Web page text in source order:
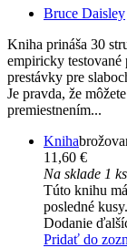
Bruce Daisley
Kniha prináša 30
empiricky testované
prestávky pre
Je pravda, že
premiestnením...
Kniha
11,60 €
Na sklade 1 ks
Túto knihu
posledné
Dodanie
Pridať do